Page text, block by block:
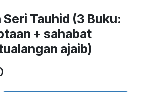
Tauhid (3 Buku:
+ sahabat
ajaib)